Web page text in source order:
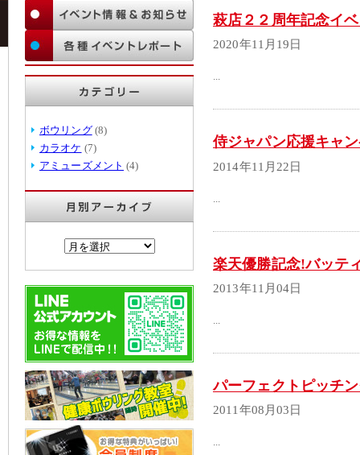
ボウリング(8)
カラオケ (7)
アミューズメント (4)
萩店２２周年記念イ
2020年11月19日
...
侍ジャパン応援キャ
2014年11月22日
楽天優勝記念!バッテ
2013年11月04日
...
パーフェクトピッチ
2011年08月03日
...